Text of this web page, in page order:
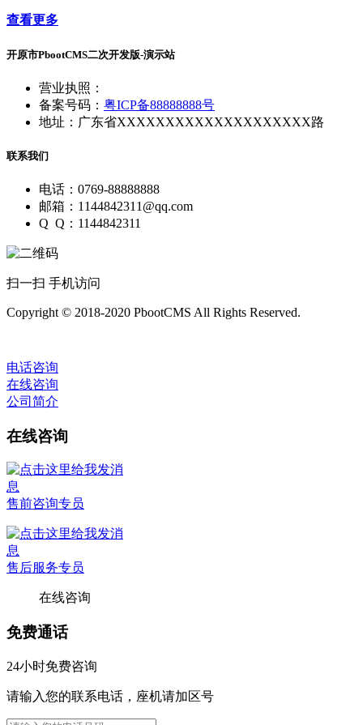
查看更多
开原市PbootCMS二次开发版-演示站
营业执照：
备案号码： 粤ICP备88888888号
地址：广东省XXXXXXXXXXXXXXXXXXXX路
联系我们
电话：0769-88888888
邮箱：1144842311@qq.com
Q Q：1144842311
扫一扫 手机访问
Copyright © 2018-2020 PbootCMS All Rights Reserved.
电话咨询
在线咨询
公司简介
在线咨询
售前咨询专员
售后服务专员
在线咨询
免费通话
24小时免费咨询
请输入您的联系电话，座机请加区号